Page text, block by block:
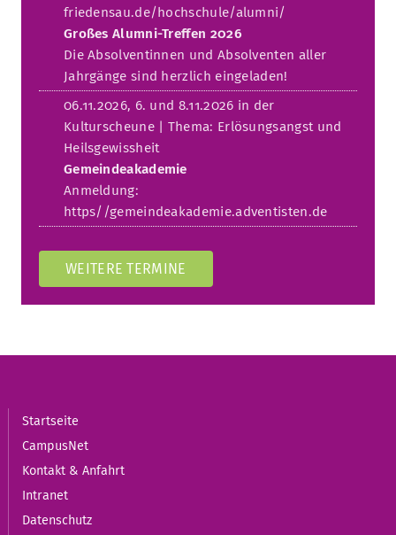
friedensau.de/hochschule/alumni/
Großes Alumni-Treffen 2026
Die Absolventinnen und Absolventen aller
Jahrgänge sind herzlich eingeladen!
06.11.2026, 6. und 8.11.2026 in der
Kulturscheune | Thema: Erlösungsangst und
Heilsgewissheit
Gemeindeakademie
Anmeldung:
https//gemeindeakademie.adventisten.de
WEITERE TERMINE
Startseite
CampusNet
Kontakt & Anfahrt
Intranet
Datenschutz